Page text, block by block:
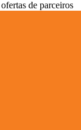
de parceiros